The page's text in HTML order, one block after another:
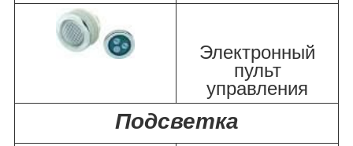
Электронный
пульт
управления
Подсветка